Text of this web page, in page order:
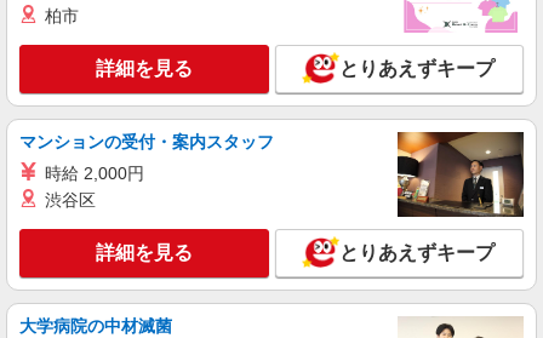
コカ・コーラ ボトラーズジャパンベンディング＿古河SC【求人番
号：85275】
仕分け・シール貼り、品出し（ピッキング）、
イベントスタッフ
25日払い（指定口座へお振込み）
詳細を見る
派遣社員
柏市
詳細を見る とりあえずキープ
マンションの受付・案内スタッフ
時給 2,000円
渋谷区
詳細を見る とりあえずキープ
大学病院の中材滅菌